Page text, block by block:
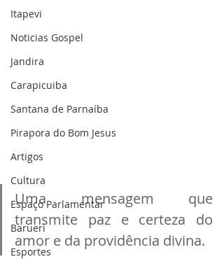
Itapevi
Noticias Gospel
Jandira
Carapicuiba
Santana de Parnaíba
Pirapora do Bom Jesus
Artigos
Cultura
Espaço Parlamentar
Barueri
Esportes
Uma mensagem que
transmite paz e certeza do
amor e da providência divina.